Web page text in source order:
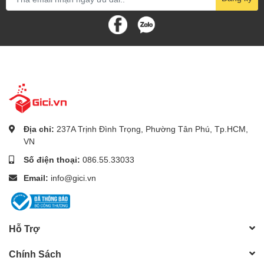
Địa chỉ: 237A Trịnh Đình Trọng, Phường Tân Phú, Tp.HCM,
VN
Số điện thoại: 086.55.33033
Email: info@gici.vn
Hỗ Trợ
Chính Sách